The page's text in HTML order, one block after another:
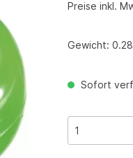
Preise inkl.
Gewicht:
Sofort